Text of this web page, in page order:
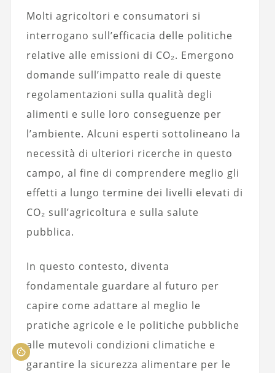
Molti agricoltori e consumatori si
interrogano sull’efficacia delle politiche
relative alle emissioni di CO₂. Emergono
domande sull’impatto reale di queste
regolamentazioni sulla qualità degli
alimenti e sulle loro conseguenze per
l’ambiente. Alcuni esperti sottolineano la
necessità di ulteriori ricerche in questo
campo, al fine di comprendere meglio gli
effetti a lungo termine dei livelli elevati di
CO₂ sull’agricoltura e sulla salute
pubblica.
In questo contesto, diventa
fondamentale guardare al futuro per
capire come adattare al meglio le
pratiche agricole e le politiche pubbliche
alle mutevoli condizioni climatiche e
garantire la sicurezza alimentare per le